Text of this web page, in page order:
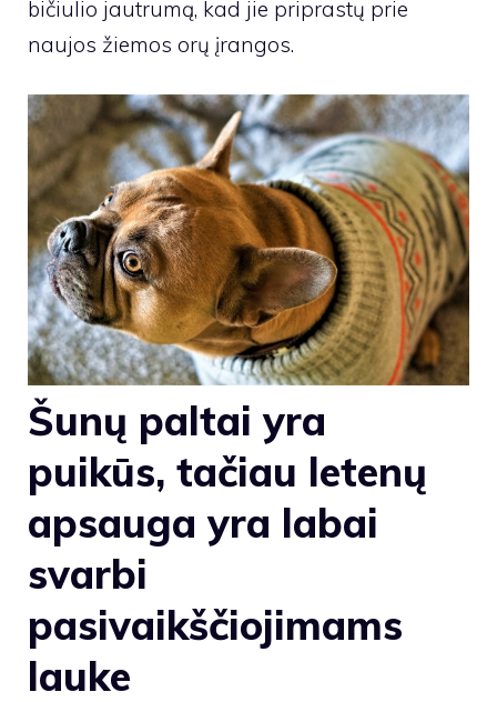
bičiulio jautrumą, kad jie priprastų prie
naujos žiemos orų įrangos.
Šunų paltai yra
puikūs, tačiau letenų
apsauga yra labai
svarbi
pasivaikščiojimams
lauke